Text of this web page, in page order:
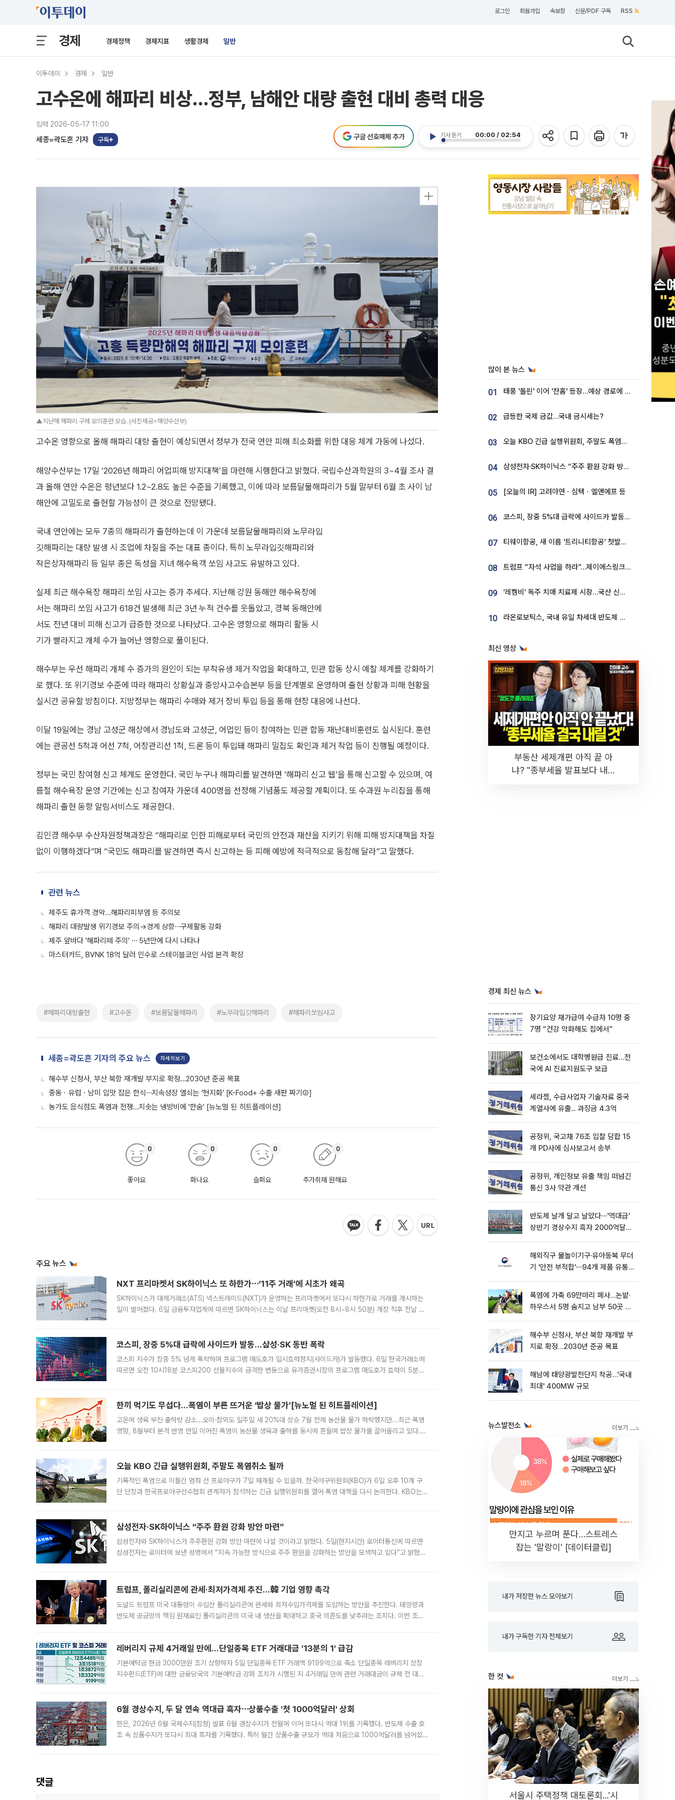
로그인 회원가입 속보창 신문/PDF 구독 RSS
경제 경제정책 경제지표 생활경제 일반
이투데이 경제 일반
고수온에 해파리 비상…정부, 남해안 대량 출현 대비 총력 대응
입력 2026-05-17 11:00
세종=곽도흔 기자 구독
기사 듣기 00:00 / 02:54
구글 선호매체 추가
▲지난해 해파리 구제 모의훈련 모습. (사진제공=해양수산부)
고수온 영향으로 올해 해파리 대량 출현이 예상되면서 정부가 전국 연안 피해 최소화를 위한 대응 체계 가동에 나섰다.
해양수산부는 17일 ‘2026년 해파리 어업피해 방지대책’을 마련해 시행한다고 밝혔다. 국립수산과학원의 3~4월 조사 결
과 올해 연안 수온은 평년보다 1.2~2.8도 높은 수준을 기록했고, 이에 따라 보름달물해파리가 5월 말부터 6월 초 사이 남
해안에 고밀도로 출현할 가능성이 큰 것으로 전망됐다.
국내 연안에는 모두 7종의 해파리가 출현하는데 이 가운데 보름달물해파리와 노무라입
깃해파리는 대량 발생 시 조업에 차질을 주는 대표 종이다. 특히 노무라입깃해파리와
작은상자해파리 등 일부 종은 독성을 지녀 해수욕객 쏘임 사고도 유발하고 있다.
실제 최근 해수욕장 해파리 쏘임 사고는 증가 추세다. 지난해 강원 동해안 해수욕장에
서는 해파리 쏘임 사고가 618건 발생해 최근 3년 누적 건수를 웃돌았고, 경북 동해안에
서도 전년 대비 피해 신고가 급증한 것으로 나타났다. 고수온 영향으로 해파리 활동 시
기가 빨라지고 개체 수가 늘어난 영향으로 풀이된다.
해수부는 우선 해파리 개체 수 증가의 원인이 되는 부착유생 제거 작업을 확대하고, 민관 합동 상시 예찰 체계를 강화하기
로 했다. 또 위기경보 수준에 따라 해파리 상황실과 중앙사고수습본부 등을 단계별로 운영하며 출현 상황과 피해 현황을
실시간 공유할 방침이다. 지방정부는 해파리 수매와 제거 장비 투입 등을 통해 현장 대응에 나선다.
이달 19일에는 경남 고성군 해상에서 경남도와 고성군, 어업인 등이 참여하는 민관 합동 재난대비훈련도 실시된다. 훈련
에는 관공선 5척과 어선 7척, 어장관리선 1척, 드론 등이 투입돼 해파리 밀집도 확인과 제거 작업 등이 진행될 예정이다.
정부는 국민 참여형 신고 체계도 운영한다. 국민 누구나 해파리를 발견하면 ‘해파리 신고 웹’을 통해 신고할 수 있으며, 여
름철 해수욕장 운영 기간에는 신고 참여자 가운데 400명을 선정해 기념품도 제공할 계획이다. 또 수과원 누리집을 통해
해파리 출현 동향 알림서비스도 제공한다.
김인경 해수부 수산자원정책과장은 “해파리로 인한 피해로부터 국민의 안전과 재산을 지키기 위해 피해 방지대책을 차질
없이 이행하겠다”며 “국민도 해파리를 발견하면 즉시 신고하는 등 피해 예방에 적극적으로 동참해 달라”고 말했다.
관련 뉴스
제주도 휴가객 경악...해파리피부염 등 주의보
해파리 대량발생 위기경보 주의→경계 상향⋯구제활동 강화
제주 앞바다 '해파리떼 주의' ⋯ 5년만에 다시 나타나
마스터카드, BVNK 18억 달러 인수로 스테이블코인 사업 본격 확장
#해파리대량출현 #고수온 #보름달물해파리 #노무라입깃해파리 #해파리쏘임사고
세종=곽도흔 기자의 주요 뉴스 자세히보기
해수부 신청사, 부산 북항 재개발 부지로 확정…2030년 준공 목표
중동ㆍ유럽ㆍ남미 입맛 잡은 한식⋯지속성장 열쇠는 ‘현지화’ [K-Food+ 수출 새판 짜기②]
농가도 음식점도 폭염과 전쟁…치솟는 냉방비에 '한숨' [뉴노멀 된 히트플레이션]
좋아요
0
화나요
0
슬퍼요
0
추가취재 원해요
0
주요 뉴스
NXT 프리마켓서 SK하이닉스 또 하한가⋯‘11주 거래’에 시초가 왜곡
SK하이닉스가 대체거래소(ATS) 넥스트레이드(NXT)가 운영하는 프리마켓에서 또다시 하한가로 거래를 개시하는
일이 벌어졌다. 6일 금융투자업계에 따르면 SK하이닉스는 이날 프리마켓(오전 8시~8시 50분) 개장 직후 전날 정
코스피, 장중 5%대 급락에 사이드카 발동…삼성·SK 동반 폭락
코스피 지수가 장중 5% 넘게 폭락하며 프로그램 매도호가 일시효력정지(사이드카)가 발동했다. 6일 한국거래소에
따르면 오전 10시18분 코스피200 선물지수의 급격한 변동으로 유가증권시장의 프로그램 매도호가 효력이 5분간
한끼 먹기도 무섭다...폭염이 부른 뜨거운 ‘밥상 물가’[뉴노멀 된 히트플레이션]
고온에 생육 부진·출하량 감소…오이·참외도 일주일 새 20%대 상승 7월 전체 농산물 물가 하락했지만...최근 폭염
영향, 8월부터 본격 반영 연일 이어진 폭염이 농산물 생육과 출하를 동시에 흔들며 밥상 물가를 끌어올리고 있다.
오늘 KBO 긴급 실행위원회, 주말도 폭염취소 될까
기록적인 폭염으로 이틀간 멈춰 선 프로야구가 7일 재개될 수 있을까. 한국야구위원회(KBO)가 6일 오후 10개 구
단 단장과 한국프로야구선수협회 관계자가 참석하는 긴급 실행위원회를 열어 폭염 대책을 다시 논의한다. KBO는
삼성전자·SK하이닉스 “주주 환원 강화 방안 마련”
삼성전자와 SK하이닉스가 주주환원 강화 방안 마련에 나설 것이라고 밝혔다. 5일(현지시간) 로이터통신에 따르면
삼성전자는 로이터에 보낸 성명에서 “지속 가능한 방식으로 주주 환원을 강화하는 방안을 모색하고 있다”고 밝혔다.
트럼프, 폴리실리콘에 관세·최저가격제 추진…韓 기업 영향 촉각
도널드 트럼프 미국 대통령이 수입산 폴리실리콘에 관세와 최저수입가격제를 도입하는 방안을 추진한다. 태양광과
반도체 공급망의 핵심 원재료인 폴리실리콘의 미국 내 생산을 확대하고 중국 의존도를 낮추려는 조치다. 이번 조처
레버리지 규제 4거래일 만에…단일종목 ETF 거래대금 '13분의 1' 급감
기본예탁금 현금 3000만원 조기 상향하자 5일 단일종목 ETF 거래액 9199억으로 축소 단일종목 레버리지 상장
지수펀드(ETF)에 대한 금융당국의 기본예탁금 강화 조치가 시행된 지 4거래일 만에 관련 거래대금이 규제 전 대비
6월 경상수지, 두 달 연속 역대급 흑자⋯상품수출 '첫 1000억달러' 상회
한은, 2026년 6월 국제수지(잠정) 발표 6월 경상수지가 전월에 이어 또다시 역대 1위를 기록했다. 반도체 수출 호
조 속 상품수지가 또다시 최대 흑자를 기록했다. 특히 월간 상품수출 규모가 역대 처음으로 1000억달러를 넘어섰
댓글
많이 본 뉴스
01 태풍 '돌핀' 이어 '찬홈' 등장…예상 경로에 한국 '한숨'
02 급등한 국제 금값…국내 금시세는?
03 오늘 KBO 긴급 실행위원회, 주말도 폭염취소 될까
04 삼성전자·SK하이닉스 “주주 환원 강화 방안 마련”
05 [오늘의 IR] 고려아연ㆍ심텍ㆍ엘앤에프 등
06 코스피, 장중 5%대 급락에 사이드카 발동…삼성·SK 동반 폭락
07 티웨이항공, 새 이름 '트리니티항공' 첫발…SSC 전략 본격화
08 트럼프 “자석 사업을 하라”…제이에스링크, 비중국 영구자석 공급망 구축 속도
09 ‘레켐비’ 독주 치매 치료제 시장…국산 신약 등장하나
10 라온로보틱스, 국내 유일 차세대 반도체 공정 로봇 개발 ‘고객사 테스트 진행’
최신 영상
부동산 세제개편 아직 끝 아
냐? "종부세율 발표보다 내릴
경제 최신 뉴스
장기요양 재가급여 수급자 10명 중
7명 “건강 악화해도 집에서”
보건소에서도 대학병원급 진료…전
국에 AI 진료지원도구 보급
세라젬, 수급사업자 기술자료 중국
계열사에 유출... 과징금 4.3억
공정위, 국고채 76조 입찰 담합 15
개 PD사에 심사보고서 송부
공정위, 개인정보 유출 책임 떠넘긴
통신 3사 약관 개선
반도체 날개 달고 날았다⋯'역대급'
상반기 경상수지 흑자 2000억달러
해외직구 물놀이기구·유아동복 무더
기 '안전 부적합'⋯94개 제품 유통
폭염에 가축 69만마리 폐사…논밭·
하우스서 5명 숨지고 남부 50곳 가
해수부 신청사, 부산 북항 재개발 부
지로 확정…2030년 준공 목표
해남에 태양광발전단지 착공…'국내
최대' 400MW 규모
뉴스발전소
만지고 누르며 푼다…스트레스
잡는 '말랑이' [데이터클립]
내가 저장한 뉴스 모아보기
내가 구독한 기자 전체보기
한 컷
서울시 주택정책 대토론회...'시